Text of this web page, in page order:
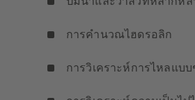
การคำนวณไฮดรอลิก
การวิเคราะห์การไหลแบ